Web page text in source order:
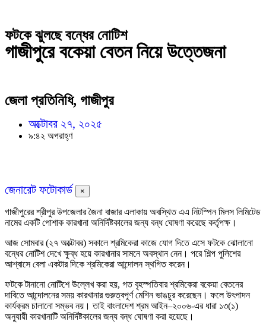
ফটকে ঝুলছে বন্ধের নোটিশ
গাজীপুরে বকেয়া বেতন নিয়ে উত্তেজনা
জেলা প্রতিনিধি, গাজীপুর
অক্টোবর ২৭, ২০২৫
৯:৪২ অপরাহ্ণ
জেনারেট ফটোকার্ড ×
গাজীপুরের শ্রীপুর উপজেলার জৈনা বাজার এলাকায় অবস্থিত এএ নিটস্পিন মিলস লিমিটেড
নামের একটি পোশাক কারখানা অনির্দিষ্টকালের জন্য বন্ধ ঘোষণা করেছে কর্তৃপক্ষ।
আজ সোমবার (২৭ অক্টোবর) সকালে শ্রমিকেরা কাজে যোগ দিতে এসে ফটকে ঝোলানো
বন্ধের নোটিশ দেখে ক্ষুব্ধ হয়ে কারখানার সামনে অবস্থান নেন। পরে শিল্প পুলিশের
আশ্বাসে বেলা একটার দিকে শ্রমিকেরা আন্দোলন স্থগিত করেন।
ফটকে টানানো নোটিশে উল্লেখ করা হয়, গত বৃহস্পতিবার শ্রমিকেরা বকেয়া বেতনের
দাবিতে আন্দোলনের সময় কারখানার গুরুত্বপূর্ণ মেশিন ভাঙচুর করেছেন। ফলে উৎপাদন
কার্যক্রম চালানো সম্ভব নয়। তাই বাংলাদেশ শ্রম আইন–২০০৬-এর ধারা ১৩(১)
অনুযায়ী কারখানাটি অনির্দিষ্টকালের জন্য বন্ধ ঘোষণা করা হয়েছে।